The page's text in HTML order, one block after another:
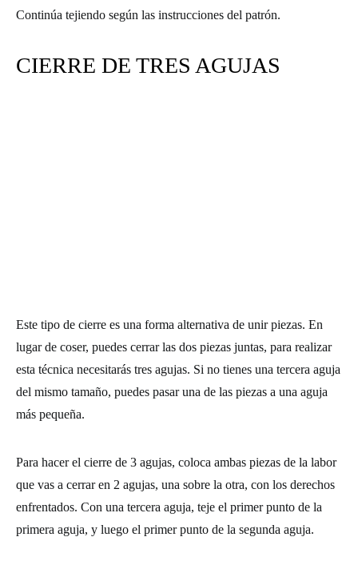
Continúa tejiendo según las instrucciones del patrón.
CIERRE DE TRES AGUJAS
Este tipo de cierre es una forma alternativa de unir piezas. En
lugar de coser, puedes cerrar las dos piezas juntas, para realizar
esta técnica necesitarás tres agujas. Si no tienes una tercera aguja
del mismo tamaño, puedes pasar una de las piezas a una aguja
más pequeña.
Para hacer el cierre de 3 agujas, coloca ambas piezas de la labor
que vas a cerrar en 2 agujas, una sobre la otra, con los derechos
enfrentados. Con una tercera aguja, teje el primer punto de la
primera aguja, y luego el primer punto de la segunda aguja.